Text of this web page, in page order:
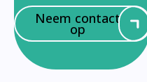
Neem contact
op